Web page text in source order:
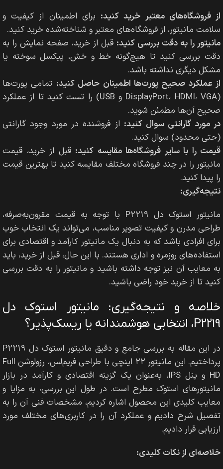
از فروشگاه‌های معتبر خرید کنید: برای اطمینان از کیفیت و
سلامت مانیتور، از فروشگاه‌های معتبر و شناخته‌شده خرید کنید.
مانیتور را به دقت بررسی کنید: قبل از خرید، صفحه نمایش را به
دقت بررسی کنید تا هیچ‌گونه خط و خش، پیکسل سوخته یا
مشکل دیگری نداشته باشد.
از عملکرد صحیح پورت‌ها اطمینان حاصل کنید: تمامی پورت‌ها
(DisplayPort، HDMI، VGA و USB) را تست کنید تا از عملکرد
صحیح آن‌ها مطمئن شوید.
در مورد گارانتی سوال کنید: از فروشنده در مورد وجود گارانتی
(حتی محدود) سوال کنید.
قیمت را با سایر فروشگاه‌ها مقایسه کنید: قبل از خرید، قیمت
مانیتور را در چند فروشگاه مختلف مقایسه کنید تا بهترین قیمت
را پیدا کنید.
نتیجه‌گیری:
مانیتور استوک دل P2219 با توجه به قیمت مقرون‌به‌صرفه،
طراحی مدرن و کیفیت تصویر مناسب، می‌تواند یک انتخاب خوب
برای افرادی باشد که به دنبال یک مانیتور کارآمد و اقتصادی برای
استفاده‌های روزمره و اداری هستند. با این حال، قبل از خرید، باید
به معایب آن نیز توجه داشته باشید و مانیتور را به دقت بررسی
کنید تا از خرید خود راضی باشید.
خلاصه و نتیجه‌گیری: مانیتور استوک دل
P2219، انتخابی هوشمندانه یا ریسک‌پذیر؟
در این مقاله به بررسی جامع و دقیق مانیتور استوک دل P2219
پرداختیم. این مانیتور ۲۲ اینچی با طراحی فریم‌لس، رزولوشن Full
HD و پنل IPS، به‌عنوان یک گزینه اقتصادی و کارآمد در بازار
مانیتورهای استوک مطرح است. در طول این بررسی، به مزایا و
معایب کلیدی این محصول اشاره کردیم، مشخصات فنی آن را به
تفصیل شرح دادیم و عملکرد آن را در کاربری‌های مختلف مورد
ارزیابی قرار دادیم.
خلاصه‌ای از نکات کلیدی: